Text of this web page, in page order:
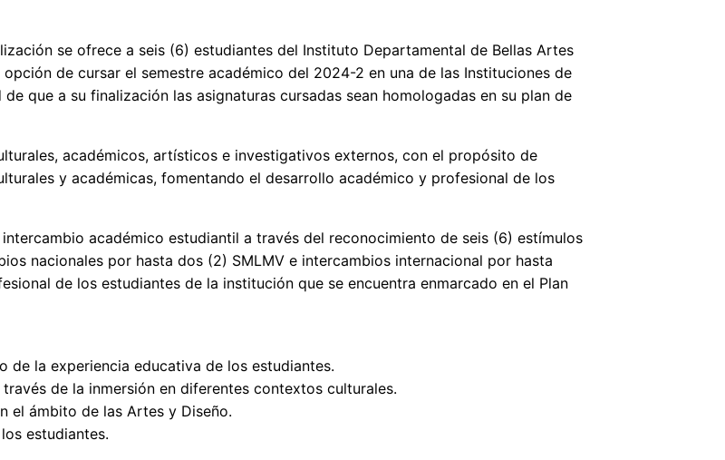
se ofrece a seis (6) estudiantes del Instituto Departamental de Bellas Artes
de cursar el semestre académico del 2024-2 en una de las Instituciones de
que a su finalización las asignaturas cursadas sean homologadas en su plan de
académicos, artísticos e investigativos externos, con el propósito de
y académicas, fomentando el desarrollo académico y profesional de los
académico estudiantil a través del reconocimiento de seis (6) estímulos
nacionales por hasta dos (2) SMLMV e intercambios internacional por hasta
de los estudiantes de la institución que se encuentra enmarcado en el Plan
de la experiencia educativa de los estudiantes.
de la inmersión en diferentes contextos culturales.
el ámbito de las Artes y Diseño.
estudiantes.